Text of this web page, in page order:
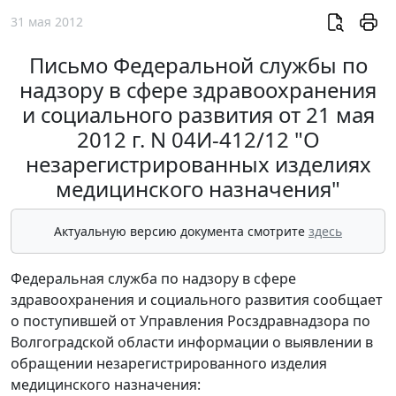
31 мая 2012
Письмо Федеральной службы по
надзору в сфере здравоохранения
и социального развития от 21 мая
2012 г. N 04И-412/12 "О
незарегистрированных изделиях
медицинского назначения"
Актуальную версию документа смотрите здесь
Федеральная служба по надзору в сфере
здравоохранения и социального развития сообщает
о поступившей от Управления Росздравнадзора по
Волгоградской области информации о выявлении в
обращении незарегистрированного изделия
медицинского назначения: